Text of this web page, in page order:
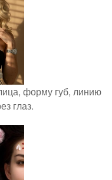
форму губ, линию
глаз.